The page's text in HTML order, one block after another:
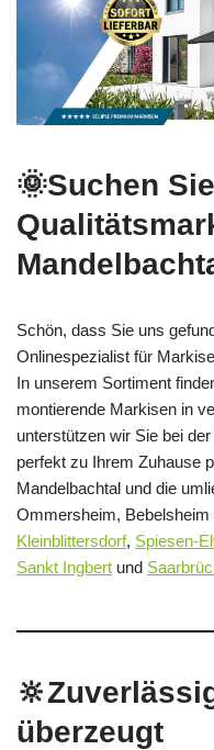
🌞Suchen Sie
Schön, dass Sie uns
Onlinespezialist für
In unserem Sortiment
montierende Markisen in
unterstützen wir Sie bei
perfekt zu Ihrem Zuhause
Mandelbachtal und die
Ommersheim,
Kleinblittersdorf, Spiesen-
Sankt Ingbert und
überzeugt